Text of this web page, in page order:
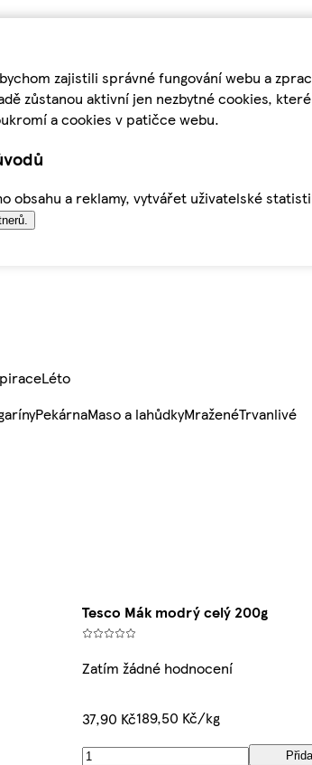
zajistili správné fungování webu a
zůstanou aktivní jen nezbytné cookies,
a cookies v patičce webu.
a reklamy, vytvářet uživatelské
Léto
PekárnaMaso a lahůdkyMraženéTrvanlivé
Tesco Mák modrý celý 200g
Zatím žádné hodnocení
37,90 Kč189,50 Kč/kg